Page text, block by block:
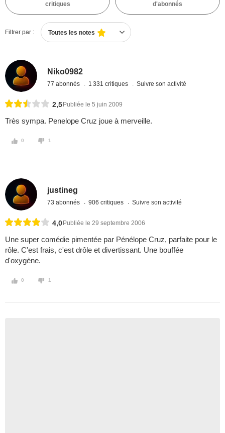
critiques
d'abonnés
Filtrer par : Toutes les notes
Niko0982
77 abonnés 1 331 critiques Suivre son activité
2,5 Publiée le 5 juin 2009
Très sympa. Penelope Cruz joue à merveille.
0 1
justineg
73 abonnés 906 critiques Suivre son activité
4,0 Publiée le 29 septembre 2006
Une super comédie pimentée par Pénélope Cruz, parfaite pour le
rôle. C'est frais, c'est drôle et divertissant. Une bouffée
d'oxygène.
0 1